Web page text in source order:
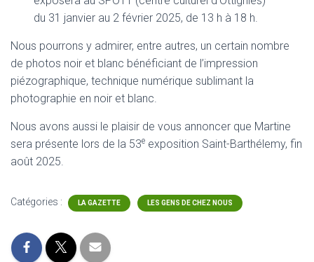
du 31 janvier au 2 février 2025, de 13 h à 18 h.
Nous pourrons y admirer, entre autres, un certain nombre
de photos noir et blanc bénéficiant de l’impression
piézographique, technique numérique sublimant la
photographie en noir et blanc.
Nous avons aussi le plaisir de vous annoncer que Martine
sera présente lors de la 53e exposition Saint-Barthélemy, fin
août 2025.
Catégories : LA GAZETTE LES GENS DE CHEZ NOUS